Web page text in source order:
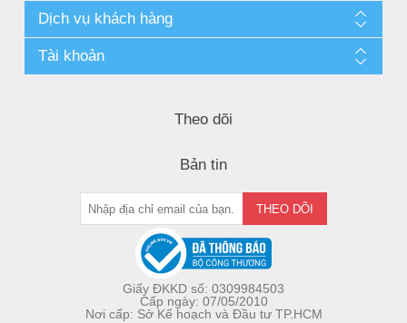
Dịch vụ khách hàng
Tài khoản
Theo dõi
Bản tin
Giấy ĐKKD số: 0309984503
Cấp ngày: 07/05/2010
Nơi cấp: Sở Kế hoạch và Đầu tư TP.HCM